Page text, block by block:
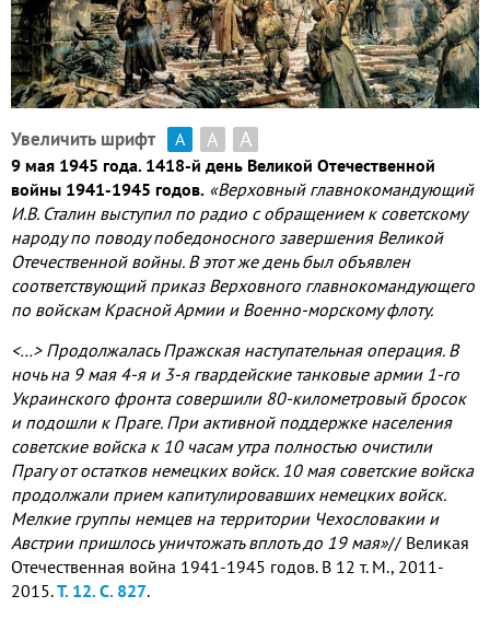
Увеличить шрифт А А А
9 мая 1945 года. 1418-й день Великой Отечественной
войны 1941-1945 годов. «Верховный главнокомандующий
И.В. Сталин выступил по радио с обращением к советскому
народу по поводу победоносного завершения Великой
Отечественной войны. В этот же день был объявлен
соответствующий приказ Верховного главнокомандующего
по войскам Красной Армии и Военно-морскому флоту.
<…> Продолжалась Пражская наступательная операция. В
ночь на 9 мая 4-я и 3-я гвардейские танковые армии 1-го
Украинского фронта совершили 80-километровый бросок
и подошли к Праге. При активной поддержке населения
советские войска к 10 часам утра полностью очистили
Прагу от остатков немецких войск. 10 мая советские войска
продолжали прием капитулировавших немецких войск.
Мелкие группы немцев на территории Чехословакии и
Австрии пришлось уничтожать вплоть до 19 мая»// Великая
Отечественная война 1941-1945 годов. В 12 т. М., 2011-
2015.Т. 12. С. 827.